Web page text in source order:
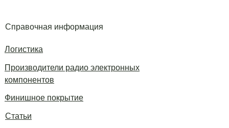
Справочная информация
Статьи
Логистика
Финишное покрытие
Производители радио электронных
компонентов